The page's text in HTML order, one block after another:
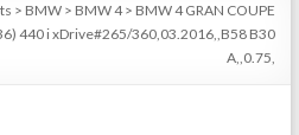
> BMW > BMW 4> BMW 4 GRAN COUPE
440 i xDrive#265/360,03.2016,,B58 B30
A,,0.75,